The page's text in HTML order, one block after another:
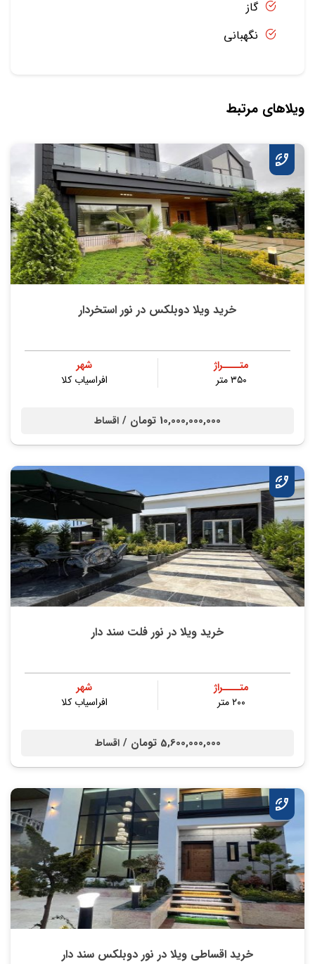
گاز
نگهبانی
ویلاهای مرتبط
خرید ویلا دوبلکس در نور استخردار
متــــراژ
۳۵۰ متر
شهر
افراسیاب کلا
10,000,000,000 تومان / اقساط
خرید ویلا در نور فلت سند دار
متــــراژ
۲۰۰ متر
شهر
افراسیاب کلا
5,600,000,000 تومان / اقساط
خرید اقساطی ویلا در نور دوبلکس سند دار